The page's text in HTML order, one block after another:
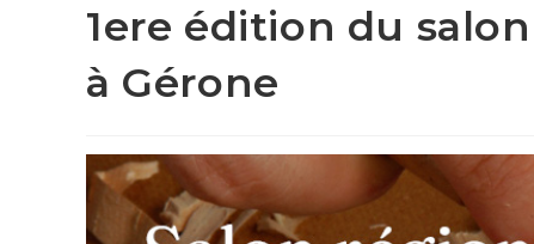
1ere édition du
à Gérone